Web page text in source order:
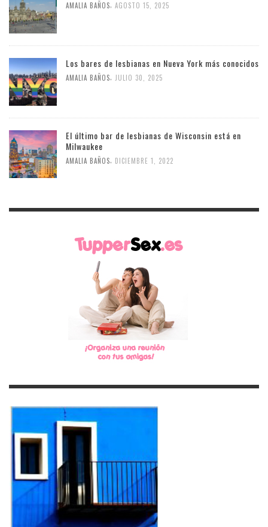
AMALIA BAÑOS AGOSTO 15, 2025
Los bares de lesbianas en Nueva York más conocidos
AMALIA BAÑOS JULIO 30, 2025
El último bar de lesbianas de Wisconsin está en
Milwaukee
AMALIA BAÑOS DICIEMBRE 1, 2022